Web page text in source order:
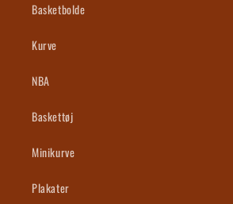
Basketbolde
Kurve
NBA
Baskettøj
Minikurve
Plakater